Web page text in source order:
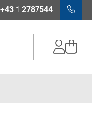
+43 1 2787544